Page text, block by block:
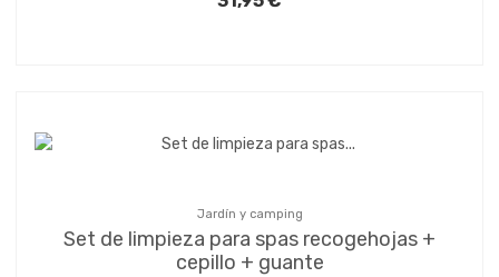
Jardín y camping
Set de limpieza para spas recogehojas +
cepillo + guante